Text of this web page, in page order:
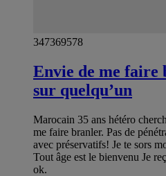
347369578
Envie de me faire
sur quelqu’un
Marocain 35 ans hétéro
me faire branler. Pas de
avec préservatifs! Je te sors
Tout âge est le bienvenu Je
ok.